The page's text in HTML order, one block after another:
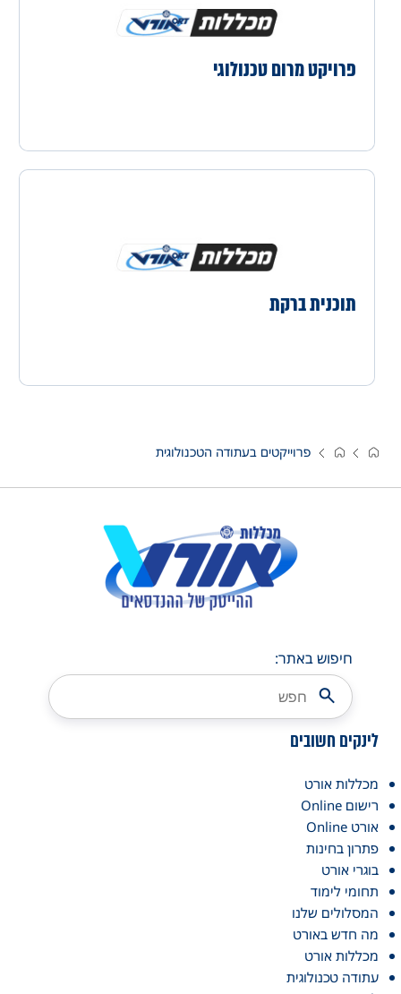
פרויקט מרום טכנולוגי
תוכנית ברקת
פרוייקטים בעתודה הטכנולוגית
חיפוש באתר:
לינקים חשובים
מכללות אורט
רישום Online
אורט Online
פתרון בחינות
בוגרי אורט
תחומי לימוד
המסלולים שלנו
מה חדש באורט
מכללות אורט
עתודה טכנולוגית